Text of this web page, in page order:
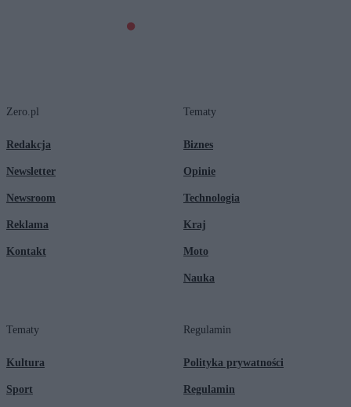
Zero.pl
Redakcja
Newsletter
Newsroom
Reklama
Kontakt
Tematy
Biznes
Opinie
Technologia
Kraj
Moto
Nauka
Tematy
Kultura
Sport
Regulamin
Polityka prywatności
Regulamin